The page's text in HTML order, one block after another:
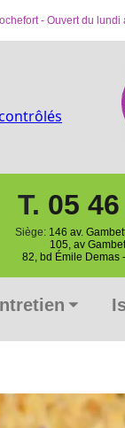
- Ouvert du
T. 05
Siège: 146 av.
105, av
82, bd Émile Demas